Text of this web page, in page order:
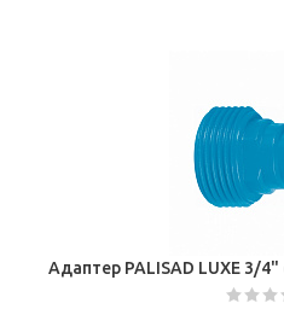
Адаптер PALISAD LUXE 3/